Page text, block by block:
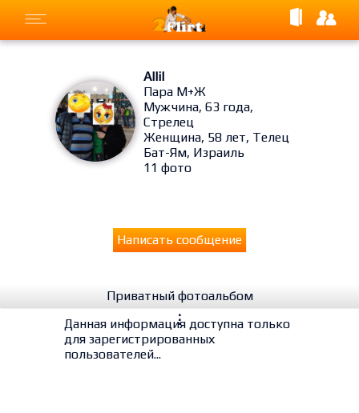
Allil
Пара М+Ж
Мужчина, 63 года,
Стрелец
Женщина, 58 лет, Телец
Бат-Ям, Израиль
11 фото
Написать сообщение
Приватный фотоальбом
⋮
Данная информация доступна только
для зарегистрированных
пользователей...